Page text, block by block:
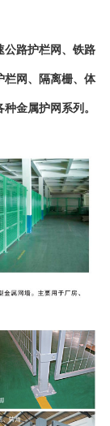
公路护栏网、铁路
栏网、隔离栅、体
金属护网系列。